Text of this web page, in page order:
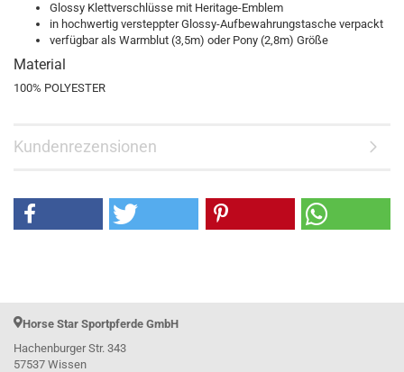
Glossy Klettverschlüsse mit Heritage-Emblem
in hochwertig versteppter Glossy-Aufbewahrungstasche verpackt
verfügbar als Warmblut (3,5m) oder Pony (2,8m) Größe
Material
100% POLYESTER
Kundenrezensionen
Horse Star Sportpferde GmbH
Hachenburger Str. 343
57537 Wissen